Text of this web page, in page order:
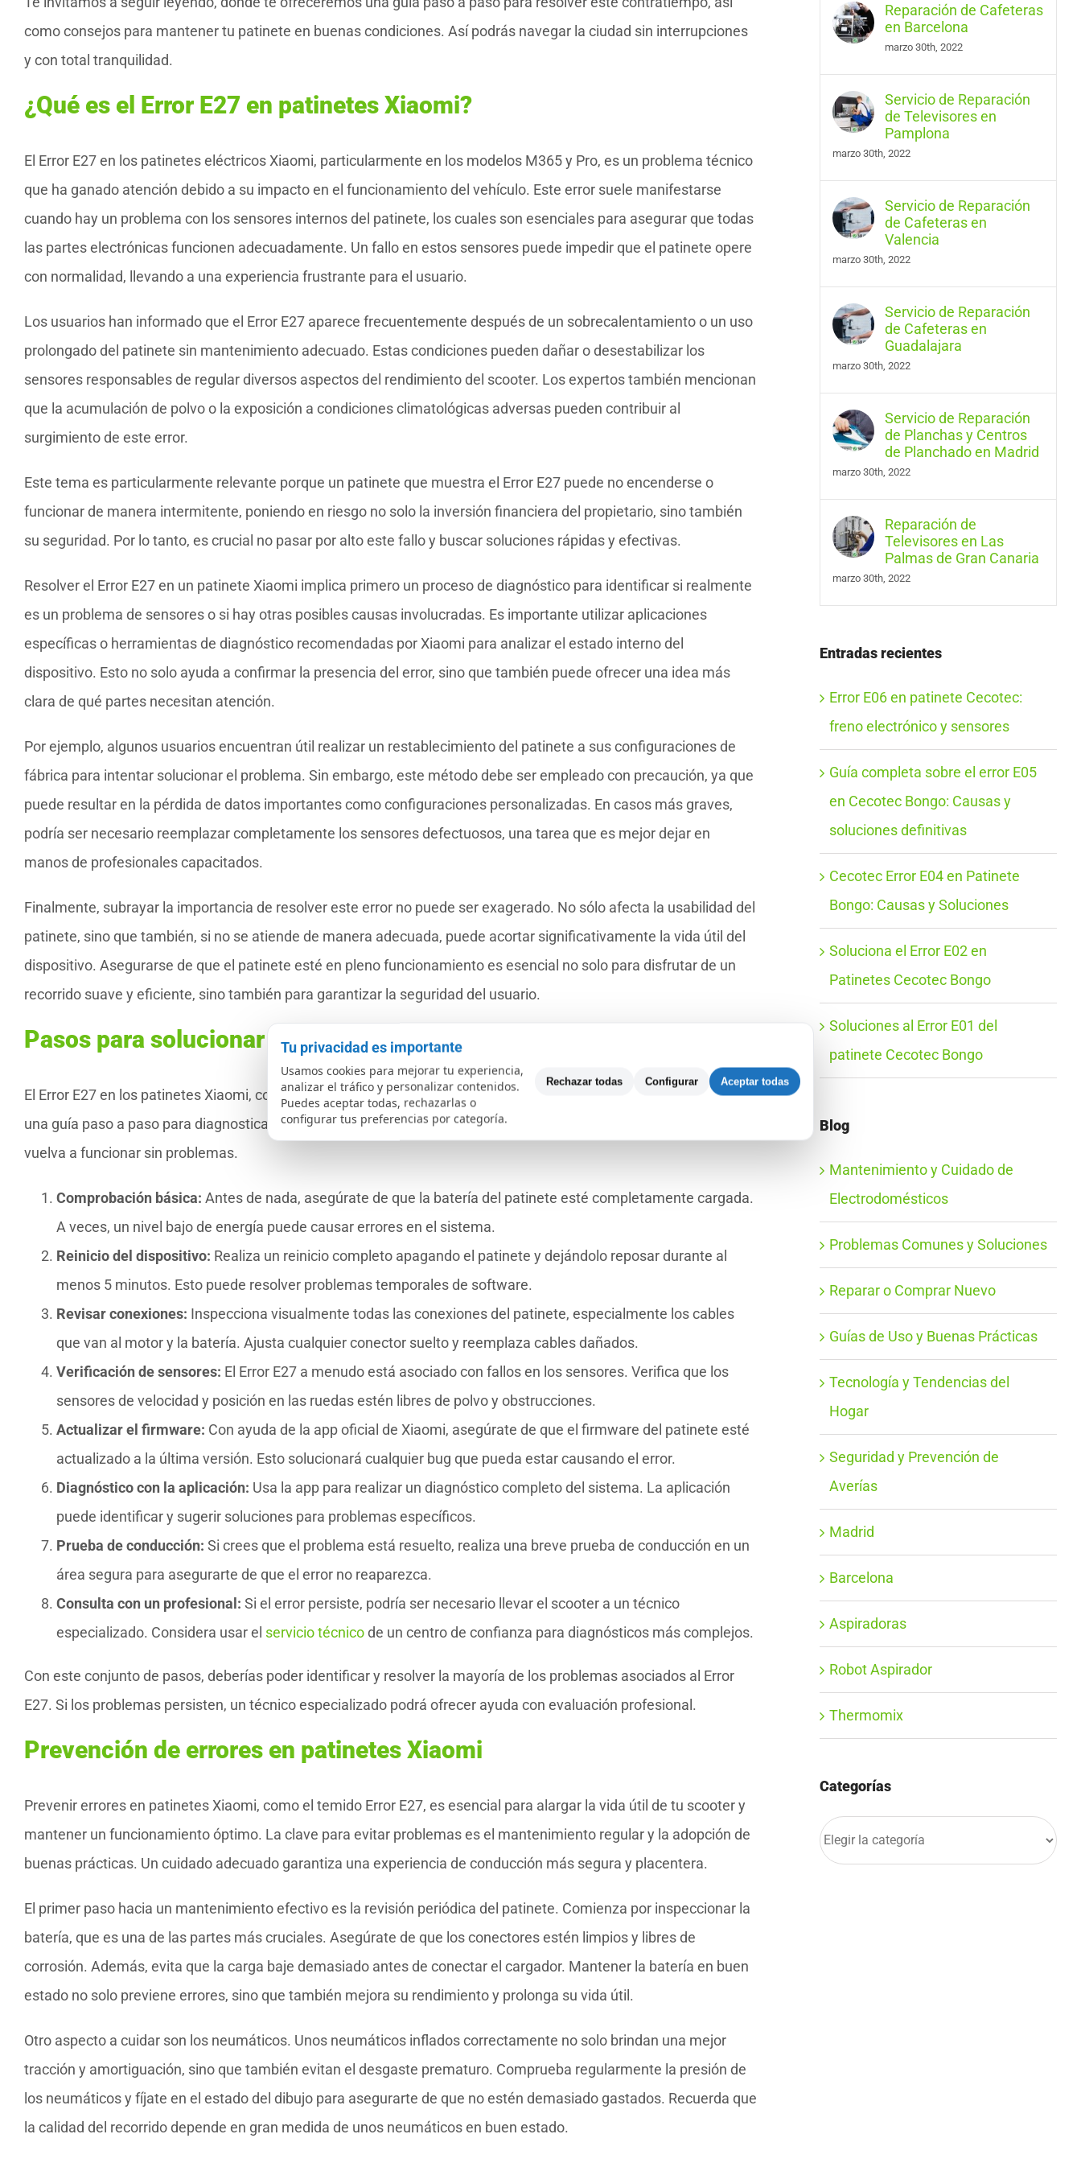
como consejos para mantener tu patinete en buenas condiciones. Así podrás navegar la ciudad sin interrupciones
y con total tranquilidad.
¿Qué es el Error E27 en patinetes Xiaomi?
El Error E27 en los patinetes eléctricos Xiaomi, particularmente en los modelos M365 y Pro, es un problema técnico
que ha ganado atención debido a su impacto en el funcionamiento del vehículo. Este error suele manifestarse
cuando hay un problema con los sensores internos del patinete, los cuales son esenciales para asegurar que todas
las partes electrónicas funcionen adecuadamente. Un fallo en estos sensores puede impedir que el patinete opere
con normalidad, llevando a una experiencia frustrante para el usuario.
Los usuarios han informado que el Error E27 aparece frecuentemente después de un sobrecalentamiento o un uso
prolongado del patinete sin mantenimiento adecuado. Estas condiciones pueden dañar o desestabilizar los
sensores responsables de regular diversos aspectos del rendimiento del scooter. Los expertos también mencionan
que la acumulación de polvo o la exposición a condiciones climatológicas adversas pueden contribuir al
surgimiento de este error.
Este tema es particularmente relevante porque un patinete que muestra el Error E27 puede no encenderse o
funcionar de manera intermitente, poniendo en riesgo no solo la inversión financiera del propietario, sino también
su seguridad. Por lo tanto, es crucial no pasar por alto este fallo y buscar soluciones rápidas y efectivas.
Resolver el Error E27 en un patinete Xiaomi implica primero un proceso de diagnóstico para identificar si realmente
es un problema de sensores o si hay otras posibles causas involucradas. Es importante utilizar aplicaciones
específicas o herramientas de diagnóstico recomendadas por Xiaomi para analizar el estado interno del
dispositivo. Esto no solo ayuda a confirmar la presencia del error, sino que también puede ofrecer una idea más
clara de qué partes necesitan atención.
Por ejemplo, algunos usuarios encuentran útil realizar un restablecimiento del patinete a sus configuraciones de
fábrica para intentar solucionar el problema. Sin embargo, este método debe ser empleado con precaución, ya que
puede resultar en la pérdida de datos importantes como configuraciones personalizadas. En casos más graves,
podría ser necesario reemplazar completamente los sensores defectuosos, una tarea que es mejor dejar en
manos de profesionales capacitados.
Finalmente, subrayar la importancia de resolver este error no puede ser exagerado. No sólo afecta la usabilidad del
patinete, sino que también, si no se atiende de manera adecuada, puede acortar significativamente la vida útil del
dispositivo. Asegurarse de que el patinete esté en pleno funcionamiento es esencial no solo para disfrutar de un
recorrido suave y eficiente, sino también para garantizar la seguridad del usuario.
Pasos para solucionar el Error E27
El Error E27 en los patinetes Xiaomi, como el M365 y Pro, puede ser frustrante, pero no es insuperable. Aquí tienes
una guía paso a paso para diagnosticar el problema y aplicar soluciones efectivas, asegurando que tu patinete
vuelva a funcionar sin problemas.
Comprobación básica: Antes de nada, asegúrate de que la batería del patinete esté completamente cargada.
A veces, un nivel bajo de energía puede causar errores en el sistema.
Reinicio del dispositivo: Realiza un reinicio completo apagando el patinete y dejándolo reposar durante al
menos 5 minutos. Esto puede resolver problemas temporales de software.
Revisar conexiones: Inspecciona visualmente todas las conexiones del patinete, especialmente los cables
que van al motor y la batería. Ajusta cualquier conector suelto y reemplaza cables dañados.
Verificación de sensores: El Error E27 a menudo está asociado con fallos en los sensores. Verifica que los
sensores de velocidad y posición en las ruedas estén libres de polvo y obstrucciones.
Actualizar el firmware: Con ayuda de la app oficial de Xiaomi, asegúrate de que el firmware del patinete esté
actualizado a la última versión. Esto solucionará cualquier bug que pueda estar causando el error.
Diagnóstico con la aplicación: Usa la app para realizar un diagnóstico completo del sistema. La aplicación
puede identificar y sugerir soluciones para problemas específicos.
Prueba de conducción: Si crees que el problema está resuelto, realiza una breve prueba de conducción en un
área segura para asegurarte de que el error no reaparezca.
Consulta con un profesional: Si el error persiste, podría ser necesario llevar el scooter a un técnico
especializado. Considera usar el servicio técnicode un centro de confianza para diagnósticos más complejos.
Con este conjunto de pasos, deberías poder identificar y resolver la mayoría de los problemas asociados al Error
E27. Si los problemas persisten, un técnico especializado podrá ofrecer ayuda con evaluación profesional.
Prevención de errores en patinetes Xiaomi
Prevenir errores en patinetes Xiaomi, como el temido Error E27, es esencial para alargar la vida útil de tu scooter y
mantener un funcionamiento óptimo. La clave para evitar problemas es el mantenimiento regular y la adopción de
buenas prácticas. Un cuidado adecuado garantiza una experiencia de conducción más segura y placentera.
El primer paso hacia un mantenimiento efectivo es la revisión periódica del patinete. Comienza por inspeccionar la
batería, que es una de las partes más cruciales. Asegúrate de que los conectores estén limpios y libres de
corrosión. Además, evita que la carga baje demasiado antes de conectar el cargador. Mantener la batería en buen
estado no solo previene errores, sino que también mejora su rendimiento y prolonga su vida útil.
Otro aspecto a cuidar son los neumáticos. Unos neumáticos inflados correctamente no solo brindan una mejor
tracción y amortiguación, sino que también evitan el desgaste prematuro. Comprueba regularmente la presión de
los neumáticos y fíjate en el estado del dibujo para asegurarte de que no estén demasiado gastados. Recuerda que
la calidad del recorrido depende en gran medida de unos neumáticos en buen estado.
Reparación de Cafeteras
en Barcelona
marzo 30th, 2022
Servicio de Reparación
de Televisores en
Pamplona
marzo 30th, 2022
Servicio de Reparación
de Cafeteras en
Valencia
marzo 30th, 2022
Servicio de Reparación
de Cafeteras en
Guadalajara
marzo 30th, 2022
Servicio de Reparación
de Planchas y Centros
de Planchado en Madrid
marzo 30th, 2022
Reparación de
Televisores en Las
Palmas de Gran Canaria
marzo 30th, 2022
Entradas recientes
Error E06 en patinete Cecotec:
freno electrónico y sensores
Guía completa sobre el error E05
en Cecotec Bongo: Causas y
soluciones definitivas
Cecotec Error E04 en Patinete
Bongo: Causas y Soluciones
Soluciona el Error E02 en
Patinetes Cecotec Bongo
Soluciones al Error E01 del
patinete Cecotec Bongo
Blog
Mantenimiento y Cuidado de
Electrodomésticos
Problemas Comunes y Soluciones
Reparar o Comprar Nuevo
Guías de Uso y Buenas Prácticas
Tecnología y Tendencias del
Hogar
Seguridad y Prevención de
Averías
Madrid
Barcelona
Aspiradoras
Robot Aspirador
Thermomix
Categorías
Categorías
Tu privacidad es importante
Usamos cookies para mejorar tu experiencia,
analizar el tráfico y personalizar contenidos.
Puedes aceptar todas, rechazarlas o
configurar tus preferencias por categoría.
Rechazar todas Configurar Aceptar todas